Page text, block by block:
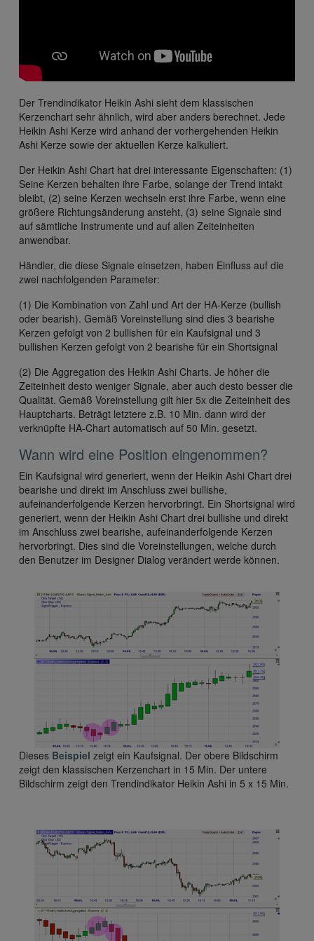
Der Trendindikator Heikin Ashi sieht dem klassischen
Kerzenchart sehr ähnlich, wird aber anders berechnet. Jede
Heikin Ashi Kerze wird anhand der vorhergehenden Heikin
Ashi Kerze sowie der aktuellen Kerze kalkuliert.
Der Heikin Ashi Chart hat drei interessante Eigenschaften: (1)
Seine Kerzen behalten ihre Farbe, solange der Trend intakt
bleibt, (2) seine Kerzen wechseln erst ihre Farbe, wenn eine
größere Richtungsänderung ansteht, (3) seine Signale sind
auf sämtliche Instrumente und auf allen Zeiteinheiten
anwendbar.
Händler, die diese Signale einsetzen, haben Einfluss auf die
zwei nachfolgenden Parameter:
(1) Die Kombination von Zahl und Art der HA-Kerze (bullish
oder bearish). Gemäß Voreinstellung sind dies 3 bearishe
Kerzen gefolgt von 2 bullishen für ein Kaufsignal und 3
bullishen Kerzen gefolgt von 2 bearishe für ein Shortsignal
(2) Die Aggregation des Heikin Ashi Charts. Je höher die
Zeiteinheit desto weniger Signale, aber auch desto besser die
Qualität. Gemäß Voreinstellung gilt hier 5x die Zeiteinheit des
Hauptcharts. Beträgt letztere z.B. 10 Min. dann wird der
verknüpfte HA-Chart automatisch auf 50 Min. gesetzt.
Wann wird eine Position eingenommen?
Ein Kaufsignal wird generiert, wenn der Heikin Ashi Chart drei
bearishe und direkt im Anschluss zwei bullishe,
aufeinanderfolgende Kerzen hervorbringt. Ein Shortsignal wird
generiert, wenn der Heikin Ashi Chart drei bullishe und direkt
im Anschluss zwei bearishe, aufeinanderfolgende Kerzen
hervorbringt. Dies sind die Voreinstellungen, welche durch
den Benutzer im Designer Dialog verändert werde können.
Dieses Beispiel zeigt ein Kaufsignal. Der obere Bildschirm
zeigt den klassischen Kerzenchart in 15 Min. Der untere
Bildschirm zeigt den Trendindikator Heikin Ashi in 5 x 15 Min.